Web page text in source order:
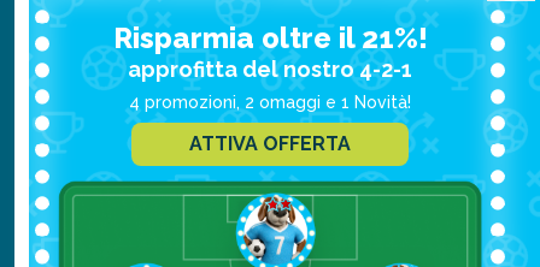
temporale. Prima di partire per le desiderate
vacanze, è raccomandabile controllare
questo dettaglio specifico sul sito della
compagnia aerea con la quale si viaggia.
Quando contattare
l’assicurazione viaggio
Risparmia oltre il 21%!
approfitta del nostro 4-2-1
4 promozioni, 2 omaggi e 1 Novità!
ATTIVA OFFERTA